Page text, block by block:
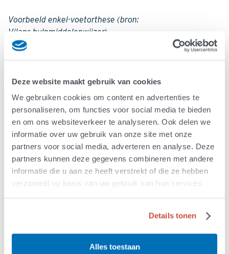
Deze website maakt gebruik van cookies
We gebruiken cookies om content en advertenties te
personaliseren, om functies voor social media te bieden
en om ons websiteverkeer te analyseren. Ook delen we
informatie over uw gebruik van onze site met onze
partners voor social media, adverteren en analyse. Deze
partners kunnen deze gegevens combineren met andere
informatie die u aan ze heeft verstrekt of die ze hebben
verzameld op basis van uw gebruik van hun services.
Details tonen
Alles toestaan
Voorbeeld enkel-voetorthese (bron:
Vilans hulpmiddelenwijzer)
best bij de gebruiker past. Ook kunt u sommige orthese
testen bij het
ALS-behandelteamin uw regio.
Vergoeding
Er is een verwijsbrief met medische diagnose
(machtiging) van revalidatiearts nodig. De
fysiotherapeut of revalidatiearts verwijst naar een
leverancier. De enkel-voet orthese wordt vergoed door
ons weten!